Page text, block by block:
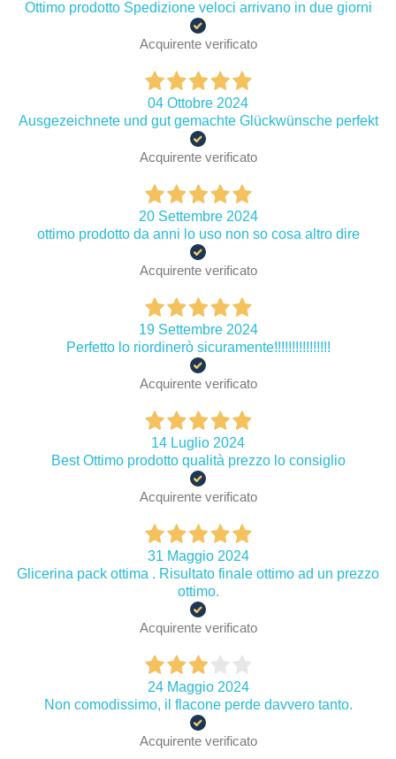
Ottimo prodotto Spedizione veloci arrivano in due giorni
Acquirente verificato
04 Ottobre 2024
Ausgezeichnete und gut gemachte Glückwünsche perfekt
Acquirente verificato
20 Settembre 2024
ottimo prodotto da anni lo uso non so cosa altro dire
Acquirente verificato
19 Settembre 2024
Perfetto lo riordinerò sicuramente!!!!!!!!!!!!!!!!
Acquirente verificato
14 Luglio 2024
Best Ottimo prodotto qualità prezzo lo consiglio
Acquirente verificato
31 Maggio 2024
Glicerina pack ottima . Risultato finale ottimo ad un prezzo
ottimo.
Acquirente verificato
24 Maggio 2024
Non comodissimo, il flacone perde davvero tanto.
Acquirente verificato